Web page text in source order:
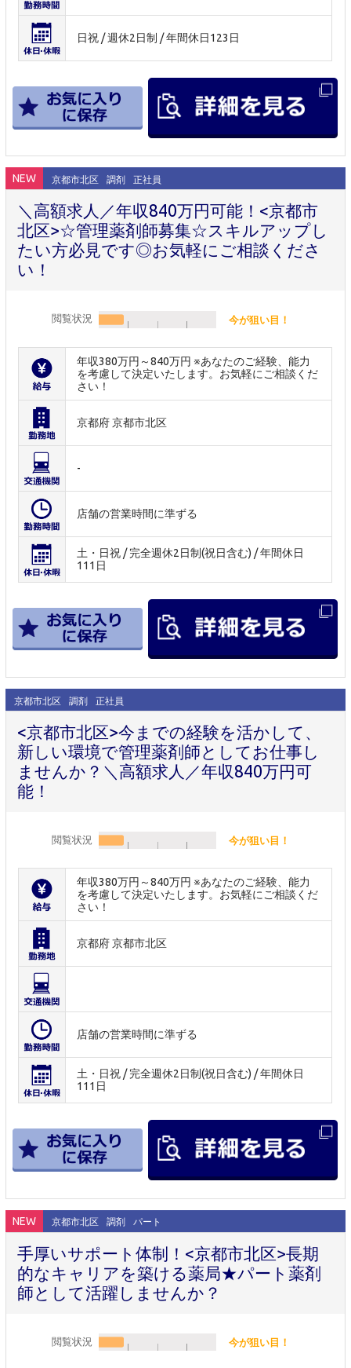
日祝 / 週休2日制 / 年間休日123日
NEW 京都市北区 調剤 正社員
＼高額求人／年収840万円可能！<京都市
北区>☆管理薬剤師募集☆スキルアップし
たい方必見です◎お気軽にご相談くださ
い！
閲覧状況 今が狙い目！
年収380万円～840万円 ※あなたのご経験、能力
を考慮して決定いたします。お気軽にご相談くだ
さい！
京都府 京都市北区
-
店舗の営業時間に準ずる
土・日祝 / 完全週休2日制(祝日含む) / 年間休日
111日
京都市北区 調剤 正社員
<京都市北区>今までの経験を活かして、
新しい環境で管理薬剤師としてお仕事し
ませんか？＼高額求人／年収840万円可
能！
閲覧状況 今が狙い目！
年収380万円～840万円 ※あなたのご経験、能力
を考慮して決定いたします。お気軽にご相談くだ
さい！
京都府 京都市北区
店舗の営業時間に準ずる
土・日祝 / 完全週休2日制(祝日含む) / 年間休日
111日
NEW 京都市北区 調剤 パート
手厚いサポート体制！<京都市北区>長期
的なキャリアを築ける薬局★パート薬剤
師として活躍しませんか？
閲覧状況 今が狙い目！